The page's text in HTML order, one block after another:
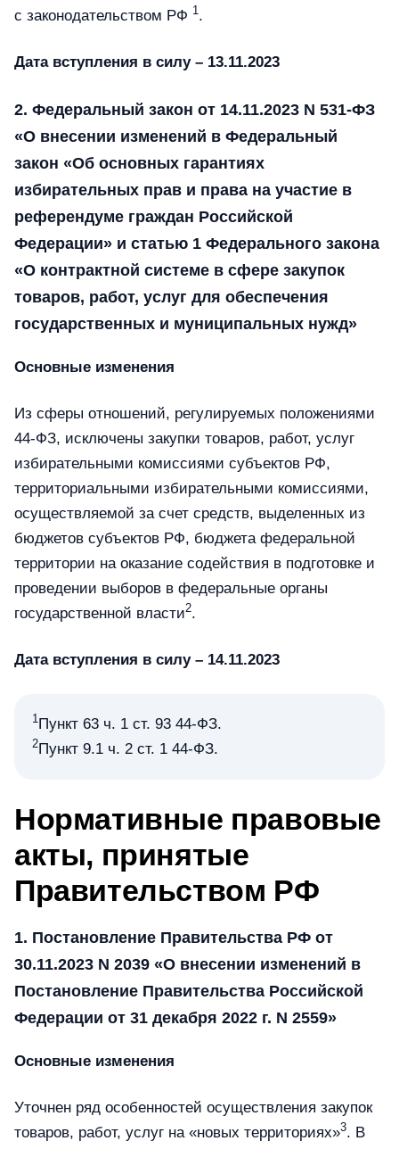
с законодательством РФ 1.
Дата вступления в силу – 13.11.2023
2. Федеральный закон от 14.11.2023 N 531-ФЗ
«О внесении изменений в Федеральный
закон «Об основных гарантиях
избирательных прав и права на участие в
референдуме граждан Российской
Федерации» и статью 1 Федерального закона
«О контрактной системе в сфере закупок
товаров, работ, услуг для обеспечения
государственных и муниципальных нужд»
Основные изменения
Из сферы отношений, регулируемых положениями
44-ФЗ, исключены закупки товаров, работ, услуг
избирательными комиссиями субъектов РФ,
территориальными избирательными комиссиями,
осуществляемой за счет средств, выделенных из
бюджетов субъектов РФ, бюджета федеральной
территории на оказание содействия в подготовке и
проведении выборов в федеральные органы
государственной власти2.
Дата вступления в силу – 14.11.2023
1Пункт 63 ч. 1 ст. 93 44-ФЗ.
2Пункт 9.1 ч. 2 ст. 1 44-ФЗ.
Нормативные правовые
акты, принятые
Правительством РФ
1. Постановление Правительства РФ от
30.11.2023 N 2039 «О внесении изменений в
Постановление Правительства Российской
Федерации от 31 декабря 2022 г. N 2559»
Основные изменения
Уточнен ряд особенностей осуществления закупок
товаров, работ, услуг на «новых территориях»3. В